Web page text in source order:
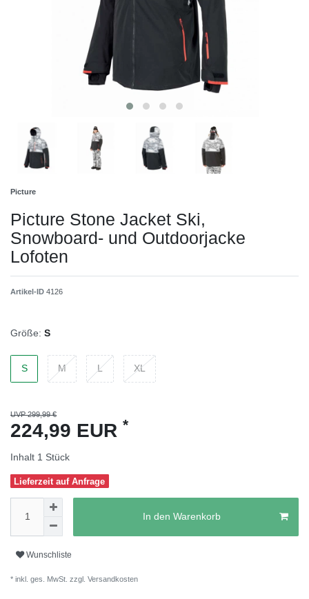
Picture
Picture Stone Jacket Ski,
Snowboard- und Outdoorjacke
Lofoten
Artikel-ID 4126
Größe: S
S M L XL
UVP 299,99 €
224,99 EUR *
Inhalt 1 Stück
Lieferzeit auf Anfrage
In den Warenkorb
Wunschliste
* inkl. ges. MwSt. zzgl. Versandkosten